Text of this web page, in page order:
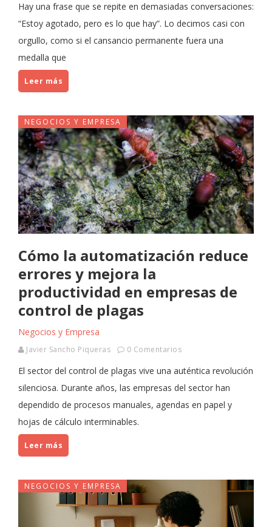
Hay una frase que se repite en demasiadas conversaciones:
“Estoy agotado, pero es lo que hay”. Lo decimos casi con
orgullo, como si el cansancio permanente fuera una
medalla que
Leer más
NEGOCIOS Y EMPRESA
Cómo la automatización reduce
errores y mejora la
productividad en empresas de
control de plagas
Negocios y Empresa
Javier Sancho Piqueras 0 Comentarios
El sector del control de plagas vive una auténtica revolución
silenciosa. Durante años, las empresas del sector han
dependido de procesos manuales, agendas en papel y
hojas de cálculo interminables.
Leer más
NEGOCIOS Y EMPRESA